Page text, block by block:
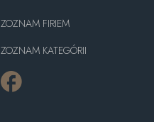
ZOZNAM FIRIEM
ZOZNAM KATEGÓRII